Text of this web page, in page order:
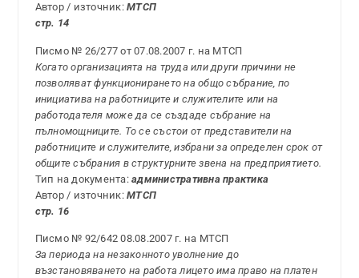
Автор / източник:МТСП
стр. 14
Писмо № 26/277 от 07.08.2007 г. на МТСП
Когато организацията на труда или други причини не
позволяват функционирането на общо събрание, по
инициатива на работниците и служителите или на
работодателя може да се създаде събрание на
пълномощниците. То се състои от представители на
работниците и служителите, избрани за определен срок от
общите събрания в структурните звена на предприятието.
Тип на документа:административна практика
Автор / източник:МТСП
стр. 16
Писмо № 92/642 08.08.2007 г. на МТСП
За периода на незаконното уволнение до
възстановяването на работа лицето има право на платен